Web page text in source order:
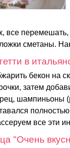
все
сметаны.
в
бекон на
затем
шампиньоны
все эти
"Очень